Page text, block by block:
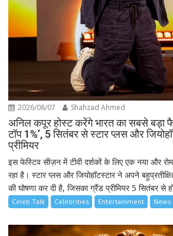
2026/08/07 Shahzad Ahmed
अनिल कपूर होस्ट करेंगे भारत का सबसे बड़ा
टॉप 1%’, 5 सितंबर से स्टार प्लस और
प्रीमियर
इस फेस्टिव सीज़न में टीवी दर्शकों के लिए एक नया और
रहा है। स्टार प्लस और जियोहॉटस्टार ने अपने
की घोषणा कर दी है, जिसका ग्रैंड प्रीमियर 5 सितंबर से
Celeb Talk Celebrities Entertainment